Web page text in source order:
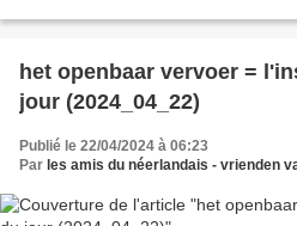
het openbaar vervoer =
jour (2024_04_22)
Publié le 22/04/2024 à 06:23
Par les amis du néerlandais - vrienden